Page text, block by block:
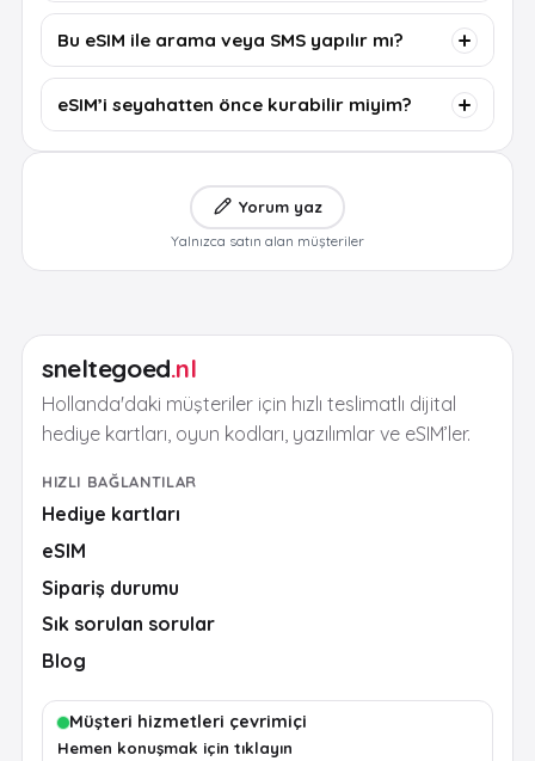
Bu eSIM ile arama veya SMS yapılır mı?
eSIM’i seyahatten önce kurabilir miyim?
Yorum yaz
Yalnızca satın alan müşteriler
sneltegoed.nl
Hollanda'daki müşteriler için hızlı teslimatlı dijital
hediye kartları, oyun kodları, yazılımlar ve eSIM’ler.
HIZLI BAĞLANTILAR
Hediye kartları
eSIM
Sipariş durumu
Sık sorulan sorular
Blog
Müşteri hizmetleri çevrimiçi
Hemen konuşmak için tıklayın